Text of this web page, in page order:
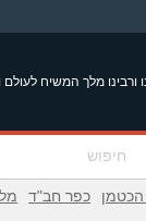
ורבינו מלך המשיח לעולם
כפר חב"ד